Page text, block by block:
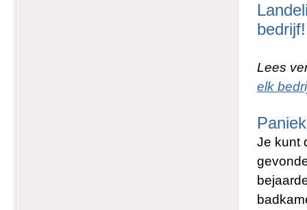
bedrijf!
Lees
elk
Je kunt